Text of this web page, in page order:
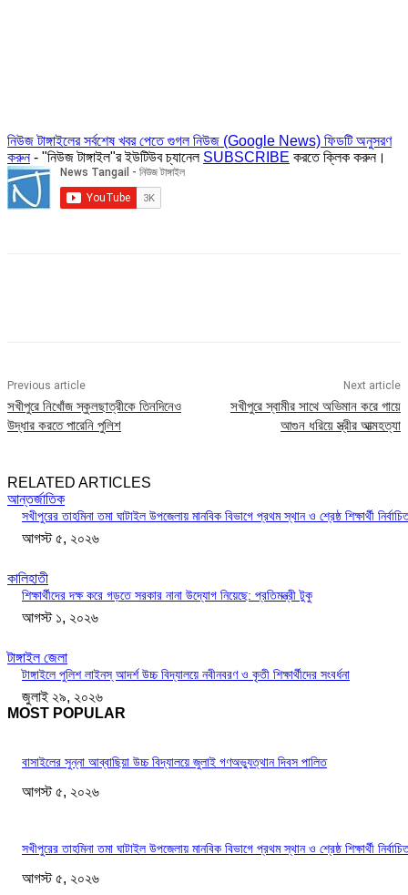
নিউজ টাঙ্গাইলের সর্বশেষ খবর পেতে গুগল নিউজ (Google News) ফিডটি অনুসরণ
করুন- "নিউজ টাঙ্গাইল"র ইউটিউব চ্যানেল SUBSCRIBE করতে ক্লিক করুন।
Previous article
সখীপুরে নিখোঁজ স্কুলছাত্রীকে তিনদিনেও
উদ্ধার করতে পারেনি পুলিশ
Next article
সখীপুরে স্বামীর সাথে অভিমান করে গায়ে
আগুন ধরিয়ে স্ত্রীর আত্মহত্যা
RELATED ARTICLES
আন্তর্জাতিক
সখীপুরের তাহমিনা তমা ঘাটাইল উপজেলায় মানবিক বিভাগে প্রথম স্থান ও শ্রেষ্ঠ শিক্ষার্থী
আগস্ট ৫, ২০২৬
কালিহাতী
শিক্ষার্থীদের দক্ষ করে গড়তে সরকার নানা উদ্যোগ নিয়েছে: প্রতিমন্ত্রী টুকু
আগস্ট ১, ২০২৬
টাঙ্গাইল জেলা
টাঙ্গাইলে পুলিশ লাইনস্ আদর্শ উচ্চ বিদ্যালয়ে নবীনবরণ ও কৃতী শিক্ষার্থীদের সংবর্ধনা
জুলাই ২৯, ২০২৬
MOST POPULAR
বাসাইলের সুন্না আব্বাছিয়া উচ্চ বিদ্যালয়ে জুলাই গণঅভ্যুত্থান দিবস পালিত
আগস্ট ৫, ২০২৬
সখীপুরের তাহমিনা তমা ঘাটাইল উপজেলায় মানবিক বিভাগে প্রথম স্থান ও শ্রেষ্ঠ শিক্ষার্থী
আগস্ট ৫, ২০২৬